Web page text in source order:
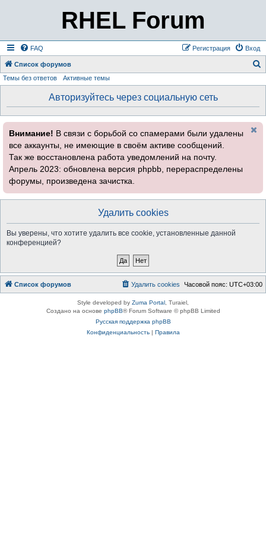
RHEL Forum
FAQ Вход
Регистрация
Список форумов
Темы без ответов Активные темы
Авторизуйтесь через социальную сеть
Внимание! В связи с борьбой со спамерами были удалены
все аккаунты, не имеющие в своём активе сообщений.
Так же восстановлена работа уведомлений на почту.
Апрель 2023: обновлена версия phpbb, перераспределены
форумы, произведена зачистка.
Удалить cookies
Вы уверены, что хотите удалить все cookie, установленные данной
конференцией?
Список форумов Часовой пояс: UTC+03:00
Удалить cookies
Style developed by Zuma Portal , Turaiel,
Создано на основе phpBB® Forum Software © phpBB Limited
Русская поддержка phpBB
Конфиденциальность| Правила